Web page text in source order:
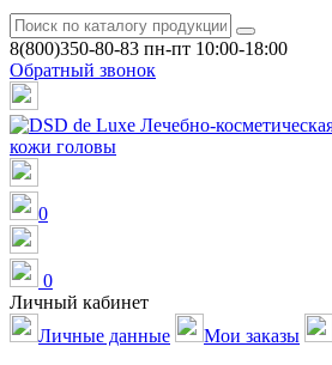
8(800)350-80-83 пн-пт 10:00-18:00
Обратный звонок
0
0
Личный кабинет
Личные данные
Мои заказы